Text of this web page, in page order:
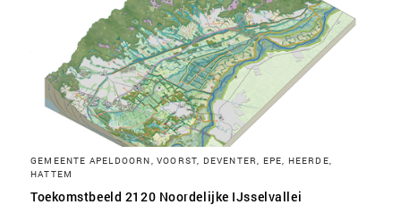
GEMEENTE APELDOORN, VOORST, DEVENTER, EPE, HEERDE,
HATTEM
Toekomstbeeld 2120 Noordelijke IJsselvallei
SLA VOORKEUREN OP